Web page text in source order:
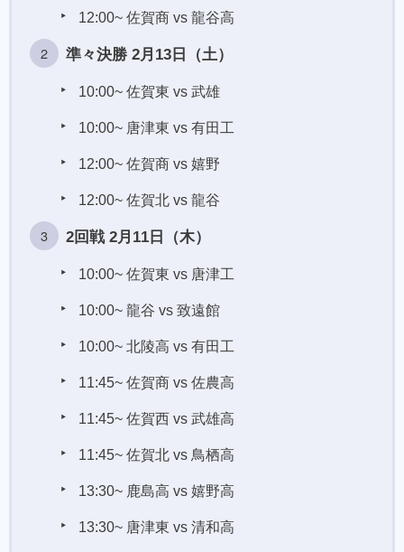
12:00~ 佐賀商 vs 龍谷高
準々決勝 2月13日（土）
10:00~ 佐賀東 vs 武雄
10:00~ 唐津東 vs 有田工
12:00~ 佐賀商 vs 嬉野
12:00~ 佐賀北 vs 龍谷
2回戦 2月11日（木）
10:00~ 佐賀東 vs 唐津工
10:00~ 龍谷 vs 致遠館
10:00~ 北陵高 vs 有田工
11:45~ 佐賀商 vs 佐農高
11:45~ 佐賀西 vs 武雄高
11:45~ 佐賀北 vs 鳥栖高
13:30~ 鹿島高 vs 嬉野高
13:30~ 唐津東 vs 清和高